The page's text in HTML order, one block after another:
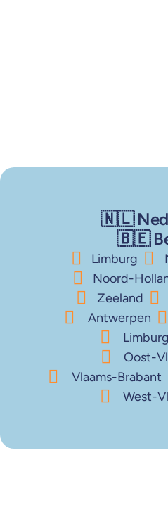
🇳🇱
🇧🇪
Limburg
Noord-
Zeeland
Antwerpen
Limburg
Oost-
Vlaams-Brabant
West-